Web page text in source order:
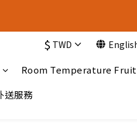
$ TWD
Room Temperature Fruit
送服務